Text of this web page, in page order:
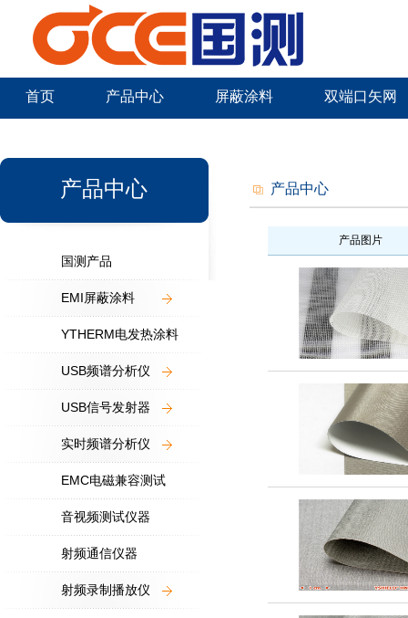
首页 产品中心 屏蔽涂料 双端口矢网
产品中心
国测产品
EMI屏蔽涂料
YTHERM电发热涂料
USB频谱分析仪
USB信号发射器
实时频谱分析仪
EMC电磁兼容测试
音视频测试仪器
射频通信仪器
射频录制播放仪
产品中心
产品图片